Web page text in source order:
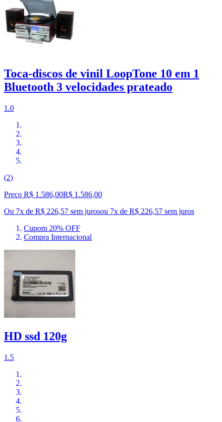
Toca-discos de vinil LoopTone 10 em 1
Bluetooth 3 velocidades prateado
1.0
(2)
Preço R$ 1.586,00R$ 1.586,00
Ou 7x de R$ 226,57 sem jurosou 7x de R$ 226,57 sem juros
Cupom 20% OFF
Compra Internacional
HD ssd 120g
1.5